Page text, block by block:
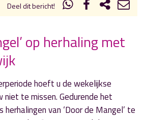
Deel dit bericht!
iedereen bij 'Echt Esther'
op herhaling met
hoeft u de wekelijkse
te missen. Gedurende het
herhalingen van ‘Door de Mangel’ te